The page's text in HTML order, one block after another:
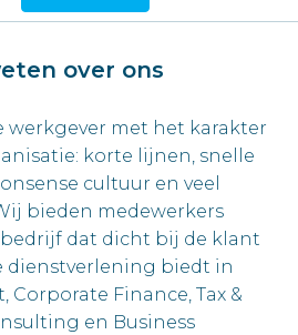
over ons
werkgever met het karakter
korte lijnen, snelle
cultuur en veel
bieden medewerkers
dat dicht bij de klant
dienstverlening biedt in
Corporate Finance, Tax &
en Business